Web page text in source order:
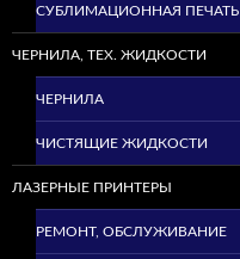
СУБЛИМАЦИОННАЯ ПЕЧАТЬ
ЧЕРНИЛА, ТЕХ. ЖИДКОСТИ
ЧЕРНИЛА
ЧИСТЯЩИЕ ЖИДКОСТИ
ЛАЗЕРНЫЕ ПРИНТЕРЫ
РЕМОНТ, ОБСЛУЖИВАНИЕ